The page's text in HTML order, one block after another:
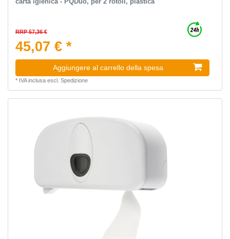
RRP 57,36 €
45,07 € *
Aggiungere al carrello della spesa
* IVA inclusaescl. Spedizione